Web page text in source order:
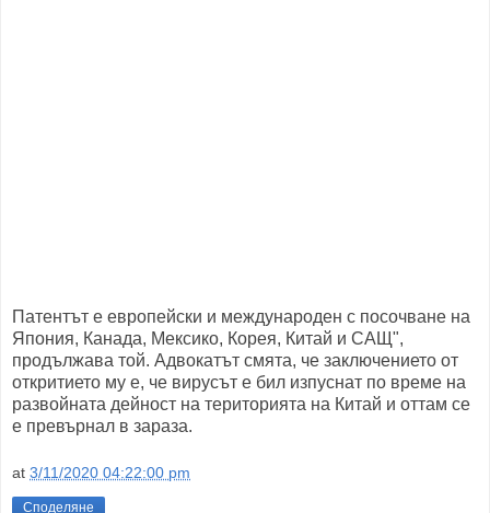
Патентът е европейски и международен с посочване на
Япония, Канада, Мексико, Корея, Китай и САЩ",
продължава той. Адвокатът смята, че заключението от
откритието му е, че вирусът е бил изпуснат по време на
развойната дейност на територията на Китай и оттам се
е превърнал в зараза.
at 3/11/2020 04:22:00 pm
Споделяне